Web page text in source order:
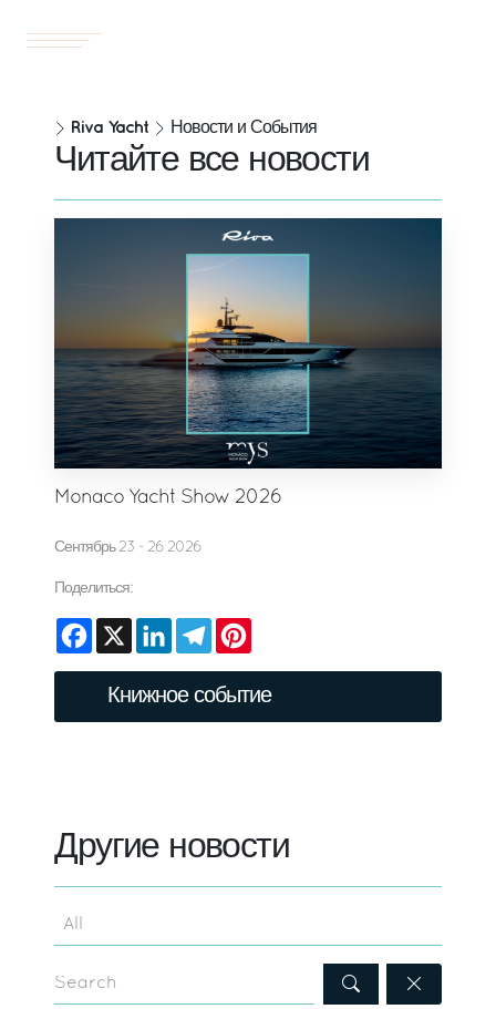
Riva Yacht Новости и События
Читайте все новости
Monaco Yacht Show 2026
Сентябрь 23 - 26 2026
Поделиться:
Facebook
X LinkedInTelegram
Книжное событие
Другие новости
Search